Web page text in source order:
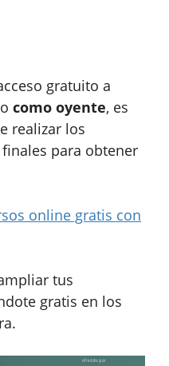
gratuito a
como oyente, es
realizar los
para obtener
online gratis con
tus
gratis en los